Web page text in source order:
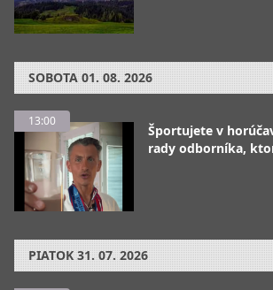
SOBOTA 01. 08. 2026
13:00
Športujete v
rady odborníka,
PIATOK 31. 07. 2026